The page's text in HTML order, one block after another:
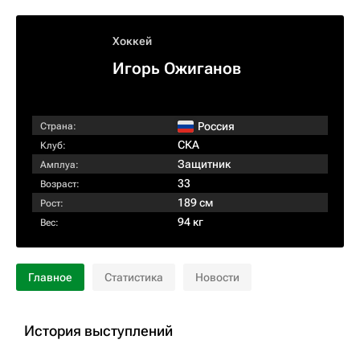
Хоккей
Игорь Ожиганов
Страна: Россия
Клуб: СКА
Амплуа: Защитник
Возраст: 33
Рост: 189 см
Вес: 94 кг
Главное Статистика Новости
История выступлений